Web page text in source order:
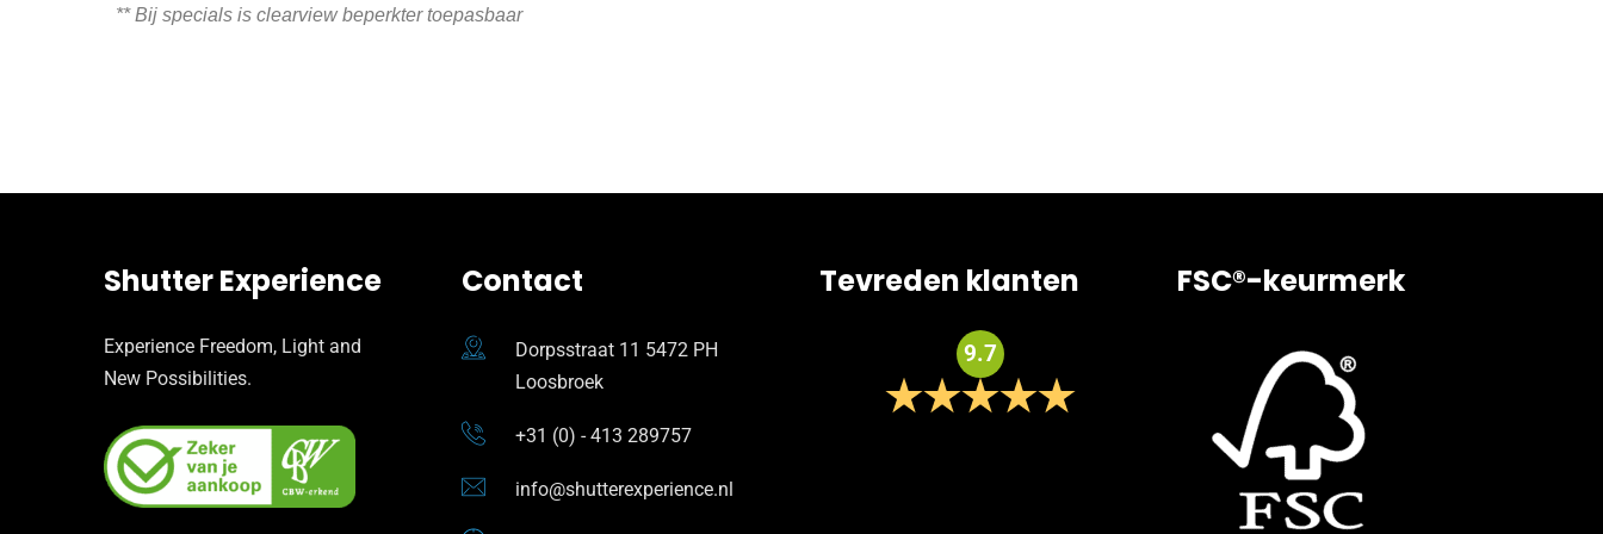
** Bij specials is clearview beperkter toepasbaar
Shutter Experience
Experience Freedom, Light and
New Possibilities.
Contact
Dorpsstraat 11 5472 PH
Loosbroek
+31 (0) - 413 289757
info@shutterexperience.nl
Tevreden klanten
9.7
FSC®-keurmerk